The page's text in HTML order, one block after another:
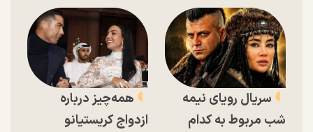
سریال رویای نیمه
شب مربوط به کدام
همه‌چیز درباره
ازدواج کریستیانو